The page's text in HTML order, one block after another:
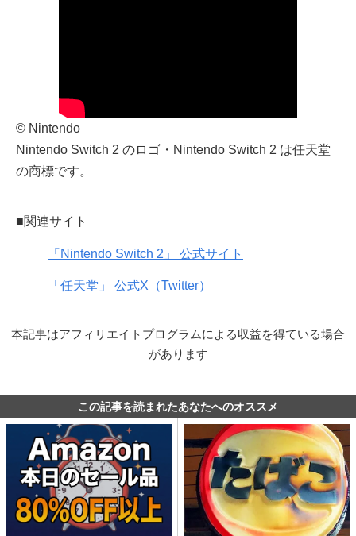
© Nintendo
Nintendo Switch 2 のロゴ・Nintendo Switch 2 は任天堂
の商標です。
■関連サイト
「Nintendo Switch 2」 公式サイト
「任天堂」 公式X（Twitter）
本記事はアフィリエイトプログラムによる収益を得ている場合
があります
この記事を読まれたあなたへのオススメ